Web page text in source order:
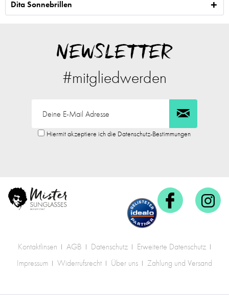
Dita Sonnebrillen
NEWSLETTER
#mitgliedwerden
Hiermit akzeptiere ich die Datenschutz-Bestimmungen
Kontaktlinsen AGB Datenschutz
Erweiterte Datenschutz
Impressum
Widerrufsrecht Über uns Zahlung und Versand